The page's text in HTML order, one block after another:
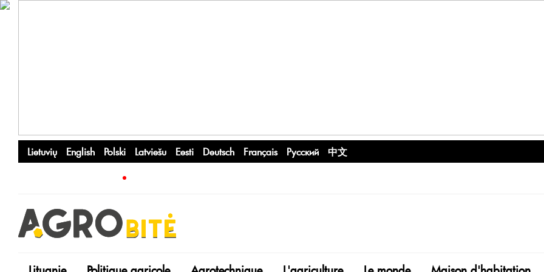
Lietuvių English Polski Latviešu Eesti Deutsch Français Русский 中文